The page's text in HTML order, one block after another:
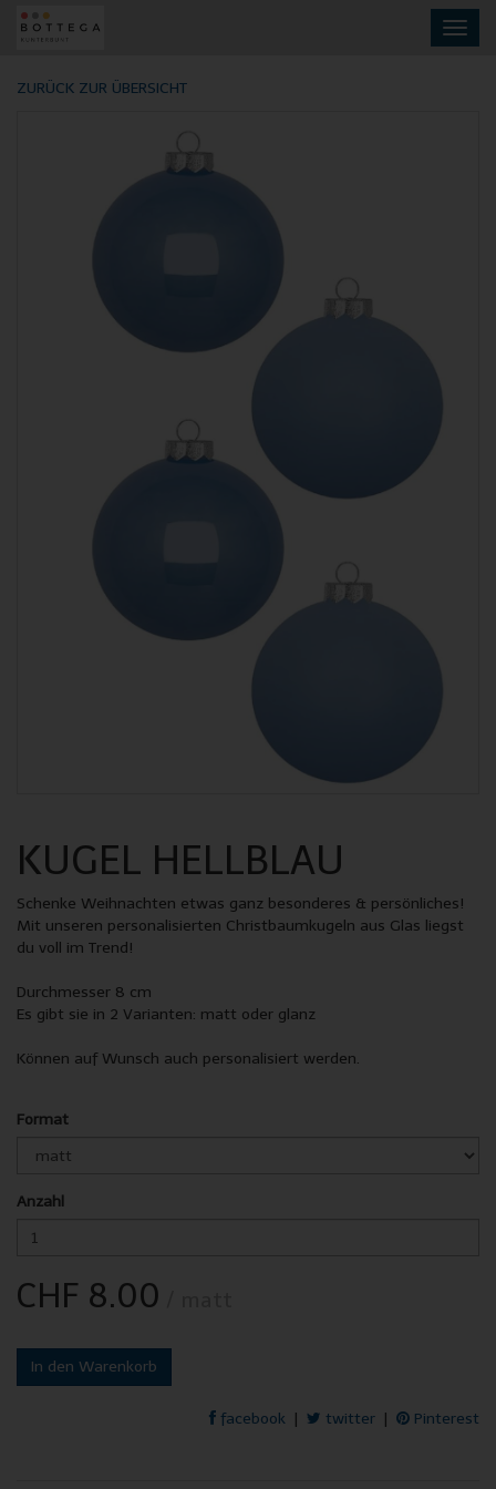
Skip
content
ZURÜCK ZUR ÜBERSICHT
KUGEL HELLBLAU
Schenke Weihnachten etwas ganz besonderes & persönliches!
Mit unseren personalisierten Christbaumkugeln aus Glas liegst
du voll im Trend!
Durchmesser 8 cm
Es gibt sie in 2 Varianten: matt oder glanz
Können auf Wunsch auch personalisiert werden.
Format
Anzahl
CHF 8.00
In den Warenkorb
facebook | twitter | Pinterest